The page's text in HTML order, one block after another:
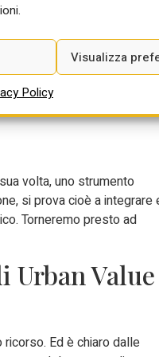
Visualizza
Policy
Silvia Viviani durante il suo
far
gli
volta, uno strumento
si prova cioè a integrare
Torneremo presto ad
Value
Ed è chiaro dalle